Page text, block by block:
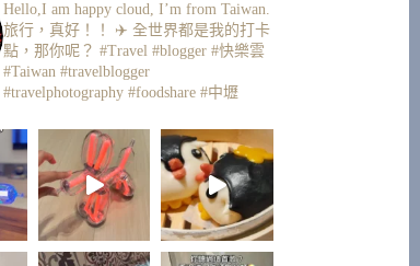
Hello,I am happy cloud, I’m from Taiwan.
旅行，真好！！ ✈️ 全世界都是我的打卡
點，那你呢？ #Travel #blogger #快樂雲
#Taiwan #travelblogger
#travelphotography #foodshare #中壢